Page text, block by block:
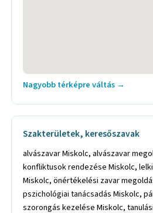
Nagyobb térképre váltás →
Szakterületek, keresőszavak
alvászavar Miskolc, alvászavar
konfliktusok rendezése Miskolc,
Miskolc, önértékelési zavar
pszichológiai tanácsadás Miskolc,
szorongás kezelése Miskolc,